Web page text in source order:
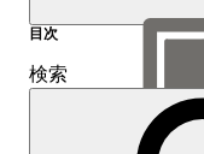
目次
検索